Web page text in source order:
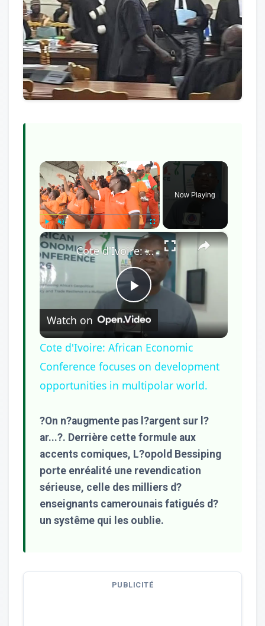
×
Play Unmute Fullscreen
Now Playing
×
Play
Video
Cote d'Ivoire: African Economic Conference focuses on development opportunities in multipolar world.
Watch on
Cote d'Ivoire: African Economic
Conference focuses on development
opportunities in multipolar world.
?On n?augmente pas l?argent sur l?
ar...?. Derrière cette formule aux
accents comiques, L?opold Bessiping
porte enréalité une revendication
sérieuse, celle des milliers d?
enseignants camerounais fatigués d?
un systême qui les oublie.
PUBLICITÉ